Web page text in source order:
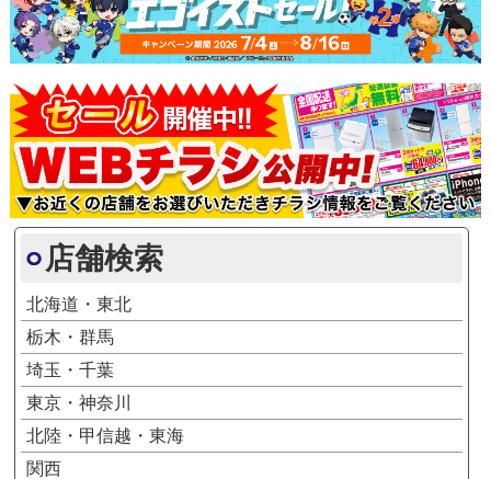
店舗検索
北海道・東北
栃木・群馬
埼玉・千葉
東京・神奈川
北陸・甲信越・東海
関西